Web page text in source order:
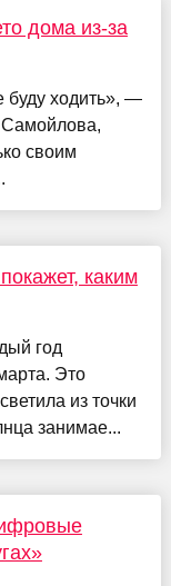
дома из-за
буду ходить», —
Самойлова,
своим
каким
год
Это
из точки
занимае...